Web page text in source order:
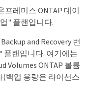
프레미스 ONTAP 데이
" 플랜입니다.
and Recovery 번
플랜입니다. 여기에는
Volumes ONTAP 볼륨
백업 용량은 라이선스